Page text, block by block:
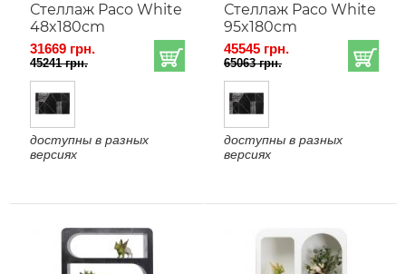
Стеллаж Paco White
48x180cm
31669 грн.
45241 грн.
доступны в разных
версиях
Стеллаж Paco White
95x180cm
45545 грн.
65063 грн.
доступны в разных
версиях